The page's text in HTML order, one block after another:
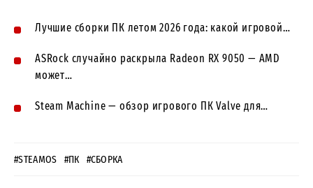
Лучшие сборки ПК летом 2026 года: какой игровой…
ASRock случайно раскрыла Radeon RX 9050 — AMD
может…
Steam Machine — обзор игрового ПК Valve для…
#STEAMOS #ПК #СБОРКА